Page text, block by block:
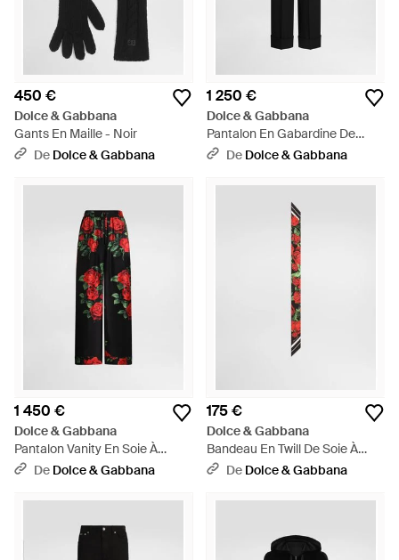
450 €
Dolce & Gabbana
Gants En Maille - Noir
De Dolce & Gabbana
1 250 €
Dolce & Gabbana
Pantalon En Gabardine De
Laine - Noir
De Dolce & Gabbana
1 450 €
Dolce & Gabbana
Pantalon Vanity En Soie À
Imprimé Roses - Rouge
De Dolce & Gabbana
175 €
Dolce & Gabbana
Bandeau En Twill De Soie À
Imprimé Roses - Blanc
De Dolce & Gabbana